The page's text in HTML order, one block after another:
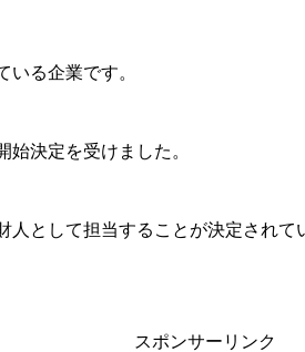
いる企業です。
始決定を受けました。
として担当することが決定されて
スポンサーリンク